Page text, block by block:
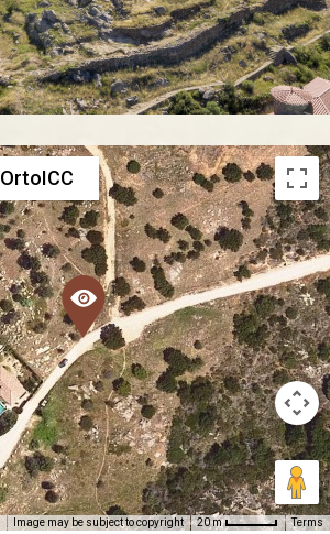
OrtoICC
Image may be subject to copyright 20 m Terms